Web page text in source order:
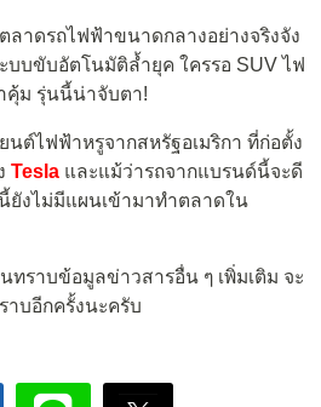
ลาดรถไฟฟ้าขนาดกลางอย่างจริงจัง
บบขับอัตโนมัติล้ำยุค ใครรอ SUV ไฟ
คุ้ม รุ่นนี้น่าจับตา!
นต์ไฟฟ้าหรูจากสหรัฐอเมริกา ที่ก่อตั้ง
Tesla และแม้ว่ารถจากแบรนด์นี้จะดี
ยังไม่มีแผนเข้ามาทำตลาดใน
ทราบข้อมูลข่าวสารอื่น ๆ เพิ่มเติม จะ
าบอีกครั้งนะครับ